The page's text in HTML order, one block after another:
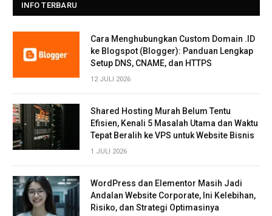
INFO TERBARU
Cara Menghubungkan Custom Domain .ID
ke Blogspot (Blogger): Panduan Lengkap
Setup DNS, CNAME, dan HTTPS
12 JULI 2026
Shared Hosting Murah Belum Tentu
Efisien, Kenali 5 Masalah Utama dan Waktu
Tepat Beralih ke VPS untuk Website Bisnis
1 JULI 2026
WordPress dan Elementor Masih Jadi
Andalan Website Corporate, Ini Kelebihan,
Risiko, dan Strategi Optimasinya